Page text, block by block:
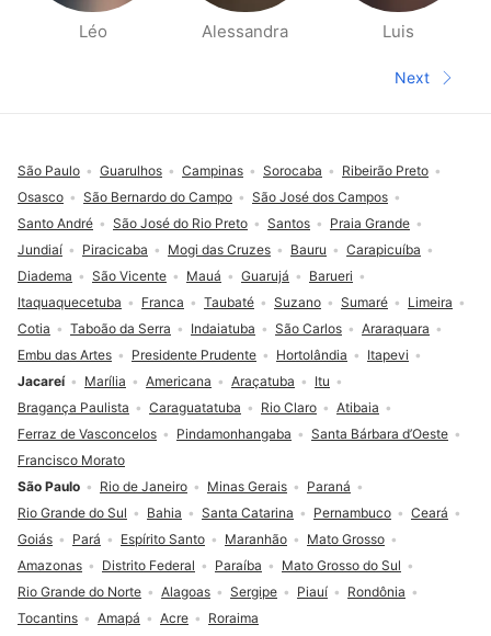
Léo Alessandra Luis
Next
Next
São Paulo Rio de Janeiro Minas Gerais
Paraná
Rio Grande do Sul
Bahia Santa Catarina Pernambuco
Ceará
Goiás
Pará Espírito Santo Maranhão
Mato Grosso
Amazonas
Distrito Federal Paraíba
Mato Grosso do Sul
Rio Grande do Norte
Alagoas Sergipe Piauí
Rondônia
Tocantins
Amapá Acre Roraima
São Paulo Guarulhos Campinas Sorocaba
Ribeirão Preto
Osasco
São Bernardo do Campo
São José dos Campos
Santo André
São José do Rio Preto Santos
Praia Grande
Jundiaí
Piracicaba Mogi das Cruzes Bauru
Carapicuíba
Diadema
São Vicente Mauá Guarujá
Barueri
Itaquaquecetuba
Franca Taubaté Suzano Sumaré
Limeira
Cotia
Taboão da Serra Indaiatuba São Carlos
Araraquara
Embu das Artes
Presidente Prudente Hortolândia
Itapevi
Jacareí
Marília Americana Araçatuba
Itu
Bragança Paulista
Caraguatatuba Rio Claro
Atibaia
Ferraz de Vasconcelos
Pindamonhangaba
Santa Bárbara d’Oeste
Francisco Morato